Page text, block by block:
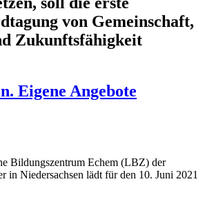
von Gemeinschaft,
Zukunftsfähigkeit
Eigene Angebote
Bildungszentrum Echem (LBZ) der
in Niedersachsen lädt für den 10. Juni 2021